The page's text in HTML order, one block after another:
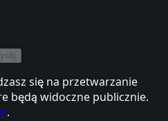
się na przetwarzanie
będą widoczne publicznie.
.